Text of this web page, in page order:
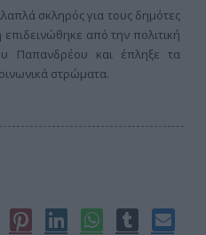
σκληρός για τους δημότες
επιδεινώθηκε από την πολιτική
Παπανδρέου και έπληξε τα
στρώματα.